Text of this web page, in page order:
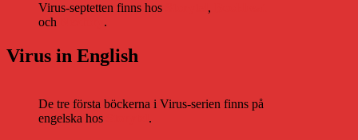
Virus-septetten finns hos ,
och
.
Virus in English
De tre första böckerna i Virus-serien finns på
engelska hos
.